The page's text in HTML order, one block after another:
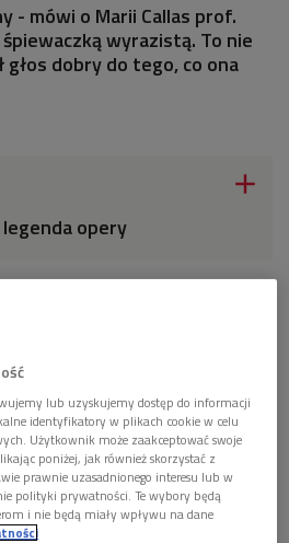
- mówi o Marii Callas prof.
wyrazistą. To nie
głos dobry do tego, co ona

opery
lub uzyskujemy dostęp do informacji
identyfikatory w plikach cookie w celu
Użytkownik może zaakceptować swoje
poniżej, jak również skorzystać z
prawnie uzasadnionego interesu lub w
polityki prywatności. Te wybory będą
i nie będą miały wpływu na dane